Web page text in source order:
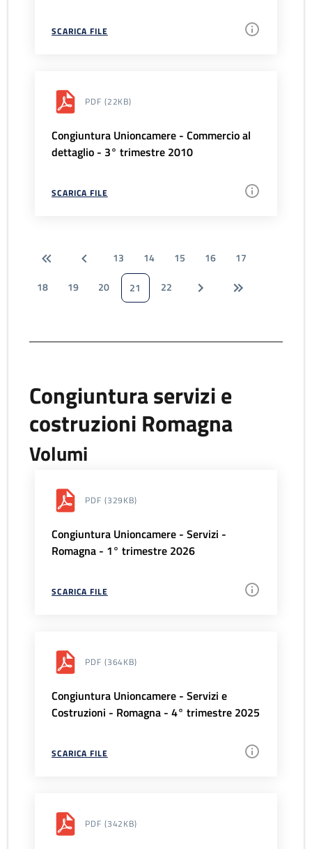
SCARICA FILE
PDF (22KB)
Congiuntura Unioncamere - Commercio al
dettaglio - 3° trimestre 2010
SCARICA FILE
13 14 15 16
17
18
19 20 21 22
Congiuntura servizi e
costruzioni Romagna
Volumi
PDF (329KB)
Congiuntura Unioncamere - Servizi -
Romagna - 1° trimestre 2026
SCARICA FILE
PDF (364KB)
Congiuntura Unioncamere - Servizi e
Costruzioni - Romagna - 4° trimestre 2025
SCARICA FILE
PDF (342KB)